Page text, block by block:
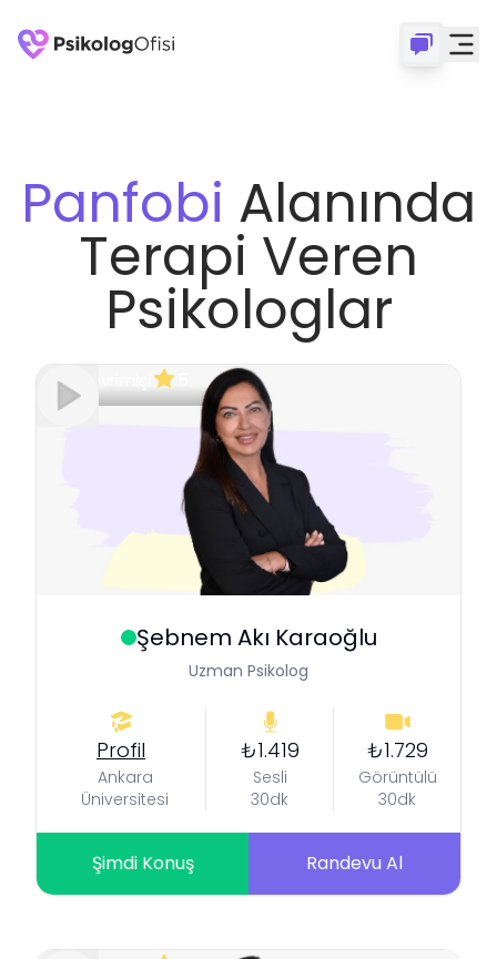
Panfobi Alanında
Terapi Veren
Psikologlar
Şebnem Akı Karaoğlu
Uzman Psikolog
Profil
Ankara
Üniversitesi
₺1.419
Sesli
30dk
₺1.729
Görüntülü
30dk
Şimdi Konuş Randevu Al